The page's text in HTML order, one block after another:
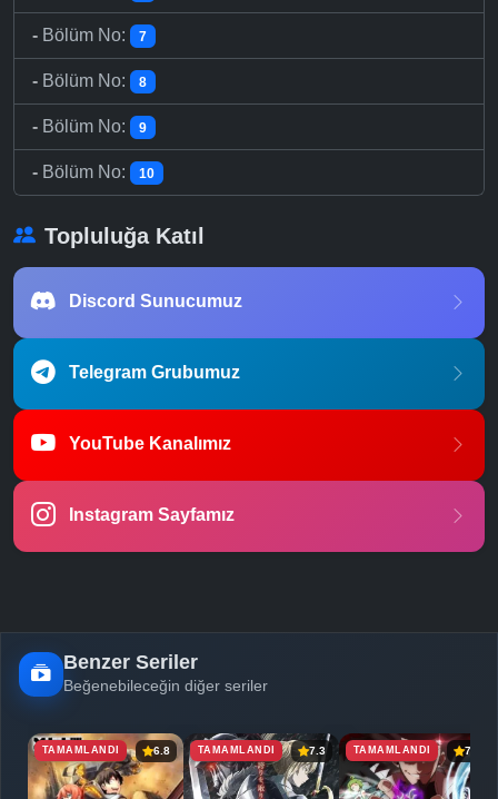
- Bölüm No: 7
- Bölüm No: 8
- Bölüm No: 9
- Bölüm No: 10
Topluluğa Katıl
Discord Sunucumuz
Telegram Grubumuz
YouTube Kanalımız
Instagram Sayfamız
Benzer Seriler
Beğenebileceğin diğer seriler
TAMAMLANDI 6.8 TAMAMLANDI 7.3 TAMAMLANDI 7.4